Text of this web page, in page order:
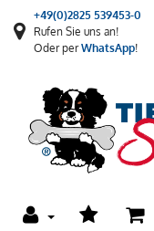
+49(0)2825 539453-0
Rufen Sie uns an!
Oder perWhatsApp!